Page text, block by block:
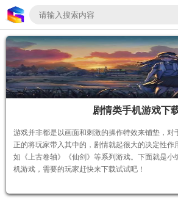
剧情类手机游戏下
游戏并非都是以画面和刺激的操作特效来铺垫，对
正的将玩家带入其中的，剧情就起很大的决定性作
如《上古卷轴》《仙剑》等系列游戏。下面就是小
机游戏，需要的玩家赶快来下载试试吧！